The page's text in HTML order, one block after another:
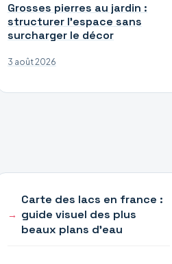
Grosses pierres au jardin :
structurer l’espace sans
surcharger le décor
3 août 2026
Carte des lacs en france :
guide visuel des plus
beaux plans d’eau